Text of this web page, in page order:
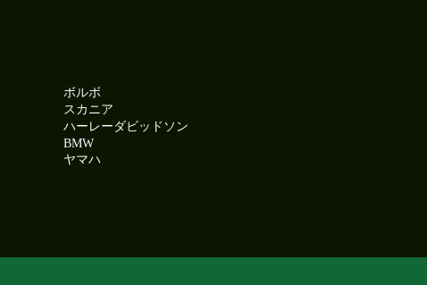
ボルボ
スカニア
ハーレーダビッドソン
BMW
ヤマハ